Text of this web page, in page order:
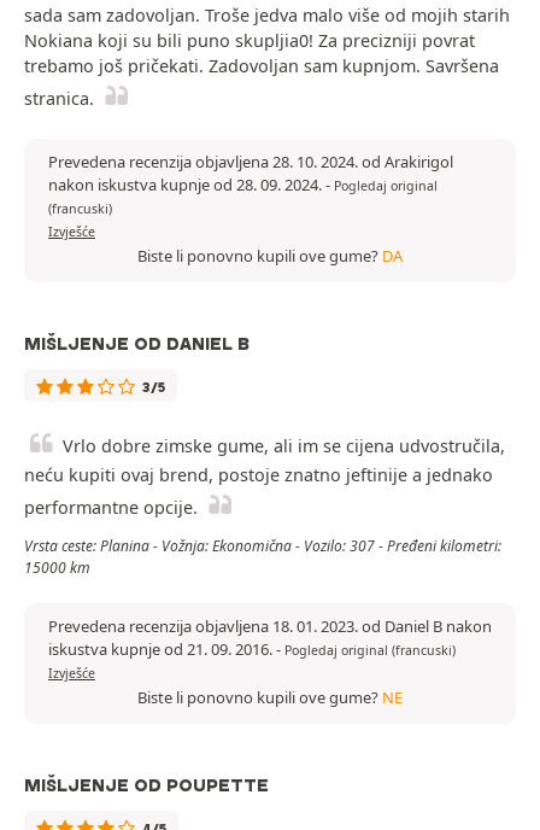
sada sam zadovoljan. Troše jedva malo više od mojih starih
Nokiana koji su bili puno skupljia0! Za precizniji povrat
trebamo još pričekati. Zadovoljan sam kupnjom. Savršena
stranica.
Prevedena recenzija objavljena 28. 10. 2024. od Arakirigol
nakon iskustva kupnje od 28. 09. 2024.- Pogledaj original
(francuski)
Izvješće
Biste li ponovno kupili ove gume? DA
MIŠLJENJE OD DANIEL B
3/5
Vrlo dobre zimske gume, ali im se cijena udvostručila,
neću kupiti ovaj brend, postoje znatno jeftinije a jednako
performantne opcije.
Vrsta ceste: Planina - Vožnja: Ekonomična - Vozilo: 307 - Pređeni kilometri:
15000 km
Prevedena recenzija objavljena 18. 01. 2023. od Daniel B nakon
iskustva kupnje od 21. 09. 2016.- Pogledaj original (francuski)
Izvješće
Biste li ponovno kupili ove gume? NE
MIŠLJENJE OD POUPETTE